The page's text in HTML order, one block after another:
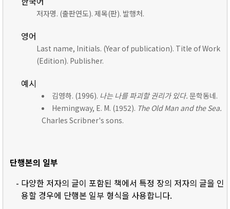
저자명. (출판연도). 제목(판). 발행처.
영어
Last name, Initials. (Year of publication). Title of Work
(Edition). Publisher.
예시
김영하. (1996). 나는 나를 파괴할 권리가 있다. 문학동네.
Hemingway, E. M. (1952). The Old Man and the Sea.
Charles Scribner's sons.
단행본의 일부
- 다양한 저자의 글이 포함된 책에서 특정 장의 저자의 글을 인
용할 경우에 단행본 일부 형식을 사용합니다.